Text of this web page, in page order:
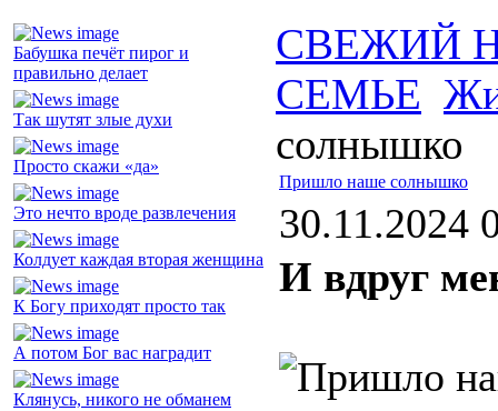
Бабушка печёт пирог и
правильно делает
Так шутят злые духи
Просто скажи «да»
Это нечто вроде развлечения
Колдует каждая вторая женщина
К Богу приходят просто так
А потом Бог вас наградит
Клянусь, никого не обманем
СВЕЖИЙ
СЕМЬЕ
солнышко
Пришло наше солнышко
30.11.2024
И вдруг